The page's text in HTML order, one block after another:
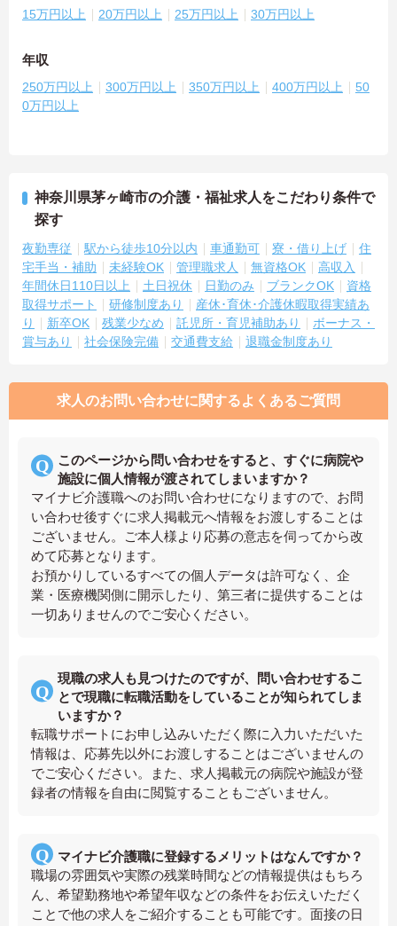
15万円以上 20万円以上 25万円以上 30万円以上
年収
250万円以上 300万円以上 350万円以上 400万円以上
50
0万円以上
神奈川県茅ヶ崎市の介護・福祉求人をこだわり条件で
探す
夜勤専従 駅から徒歩10分以内 車通勤可 寮・借り上げ
住
宅手当・補助
未経験OK 管理職求人 無資格OK
高収入
年間休日110日以上
土日祝休 日勤のみ ブランクOK
資格
取得サポート
研修制度あり
産休･育休･介護休暇取得実績あ
り
新卒OK 残業少なめ 託児所・育児補助あり
ボーナス・
賞与あり
社会保険完備 交通費支給 退職金制度あり
求人のお問い合わせに関するよくあるご質問
このページから問い合わせをすると、すぐに病院や
施設に個人情報が渡されてしまいますか？
マイナビ介護職へのお問い合わせになりますので、お問
い合わせ後すぐに求人掲載元へ情報をお渡しすることは
ございません。ご本人様より応募の意志を伺ってから改
めて応募となります。
お預かりしているすべての個人データは許可なく、企
業・医療機関側に開示したり、第三者に提供することは
一切ありませんのでご安心ください。
現職の求人も見つけたのですが、問い合わせするこ
とで現職に転職活動をしていることが知られてしま
いますか？
転職サポートにお申し込みいただく際に入力いただいた
情報は、応募先以外にお渡しすることはございませんの
でご安心ください。また、求人掲載元の病院や施設が登
録者の情報を自由に閲覧することもございません。
マイナビ介護職に登録するメリットはなんですか？
職場の雰囲気や実際の残業時間などの情報提供はもちろ
ん、希望勤務地や希望年収などの条件をお伝えいただく
ことで他の求人をご紹介することも可能です。面接の日